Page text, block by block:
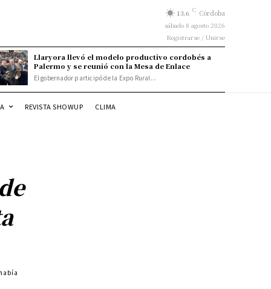
13.6 C Córdoba
sábado 8 agosto 2026
Registrarse / Unirse
Llaryora llevó el modelo productivo cordobés a
Palermo y se reunió con la Mesa de Enlace
El gobernador participó de la Expo Rural...
REVISTA SHOWUP CLIMA